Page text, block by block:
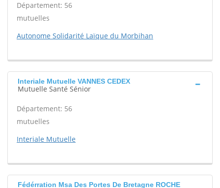
Département: 56
mutuelles
Autonome Solidarité Laïque du Morbihan
Interiale Mutuelle VANNES CEDEX
Mutuelle Santé Sénior
Département: 56
mutuelles
Interiale Mutuelle
Fédérration Msa Des Portes De Bretagne ROCHE